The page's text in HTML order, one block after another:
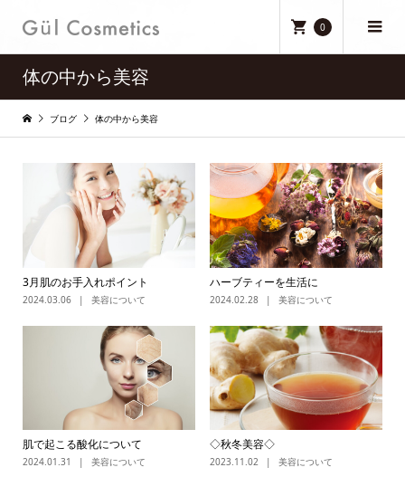
0
体の中から美容
ブログ 体の中から美容
3月肌のお手入れポイント
2024.03.06 美容について
ハーブティーを生活に
2024.02.28 美容について
肌で起こる酸化について
2024.01.31 美容について
◇秋冬美容◇
2023.11.02 美容について